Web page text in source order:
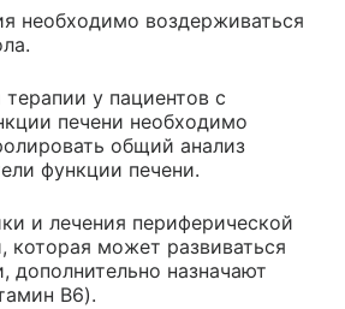
необходимо воздерживаться
у пациентов с
печени необходимо
общий анализ
функции печени.
и лечения периферической
которая может развиваться
дополнительно назначают
B6).